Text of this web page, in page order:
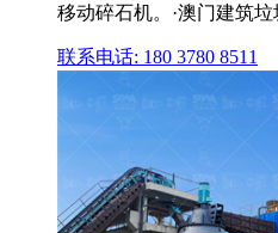
移动碎石机。·澳门建筑垃
联系电话: 180 3780 8511